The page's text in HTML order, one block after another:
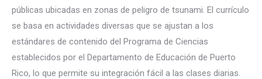
públicas ubicadas en zonas de peligro de tsunami. El currículo
se basa en actividades diversas que se ajustan a los
estándares de contenido del Programa de Ciencias
establecidos por el Departamento de Educación de Puerto
Rico, lo que permite su integración fácil a las clases diarias.